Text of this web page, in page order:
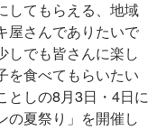
してもらえる、地域
屋さんでありたいで
しでも皆さんに楽し
を食べてもらいたい
としの8月3日・4日に
の夏祭り」を開催し